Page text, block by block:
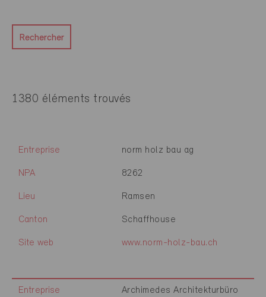
Rechercher
1380 éléments trouvés
Entreprise norm holz bau ag
NPA 8262
Lieu Ramsen
Canton Schaffhouse
Site web www.norm-holz-bau.ch
Entreprise Archimedes Architekturbüro